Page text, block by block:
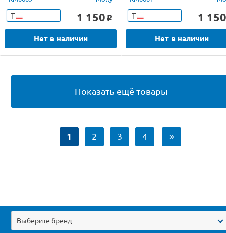
Т 1 150 o
Нет в наличии
Т 1 150
Нет в наличии
Показать ещё товары
1 2 3 4 »
Выберите бренд